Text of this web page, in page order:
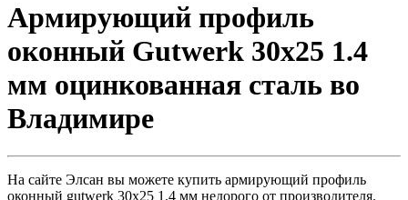
Армирующий профиль
оконный Gutwerk 30х25 1.4
мм оцинкованная сталь во
Владимире
На сайте Элсан вы можете купить армирующий профиль
оконный gutwerk 30х25 1.4 мм недорого от производителя.